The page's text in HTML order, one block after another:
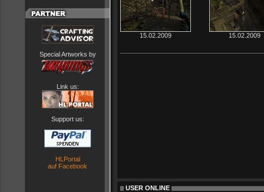
Special Artworks by
Link us:
Support us:
HLPortal
auf Facebook
15.02.2009 15.02.2009
USER ONLINE